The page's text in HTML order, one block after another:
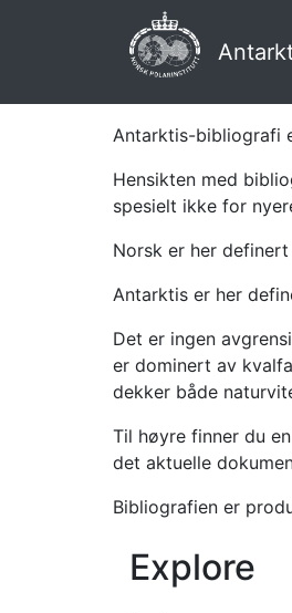
Antarktis-bibliografi
Hensikten med
spesielt ikke for
Norsk er her
Antarktis er her
Det er ingen
er dominert av
dekker både
Til høyre finner du
det aktuelle
Bibliografien er
Explore